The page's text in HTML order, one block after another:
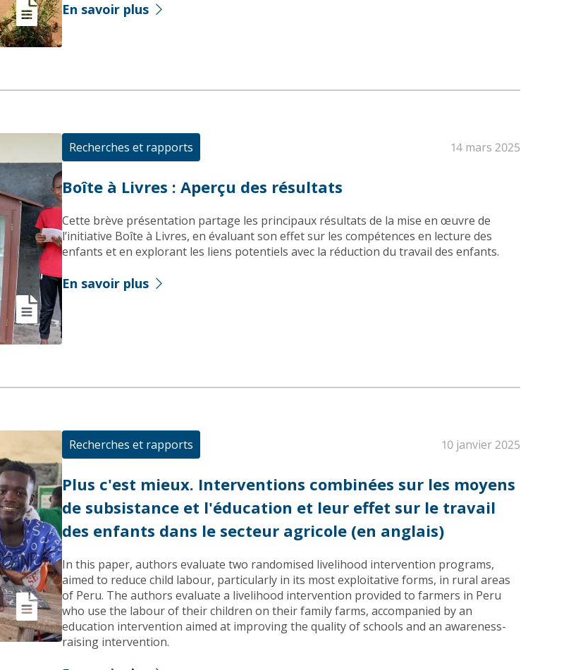
En savoir plus
Recherches et rapports 14 mars 2025
Boîte à Livres : Aperçu des résultats
Cette brève présentation partage les principaux résultats de la mise en œuvre de
l’initiative Boîte à Livres, en évaluant son effet sur les compétences en lecture des
enfants et en explorant les liens potentiels avec la réduction du travail des enfants.
En savoir plus
Recherches et rapports 10 janvier 2025
Plus c'est mieux. Interventions combinées sur les moyens
de subsistance et l'éducation et leur effet sur le travail
des enfants dans le secteur agricole (en anglais)
In this paper, authors evaluate two randomised livelihood intervention programs,
aimed to reduce child labour, particularly in its most exploitative forms, in rural areas
of Peru. The authors evaluate a livelihood intervention provided to farmers in Peru
who use the labour of their children on their family farms, accompanied by an
education intervention aimed at improving the quality of schools and an awareness-
raising intervention.